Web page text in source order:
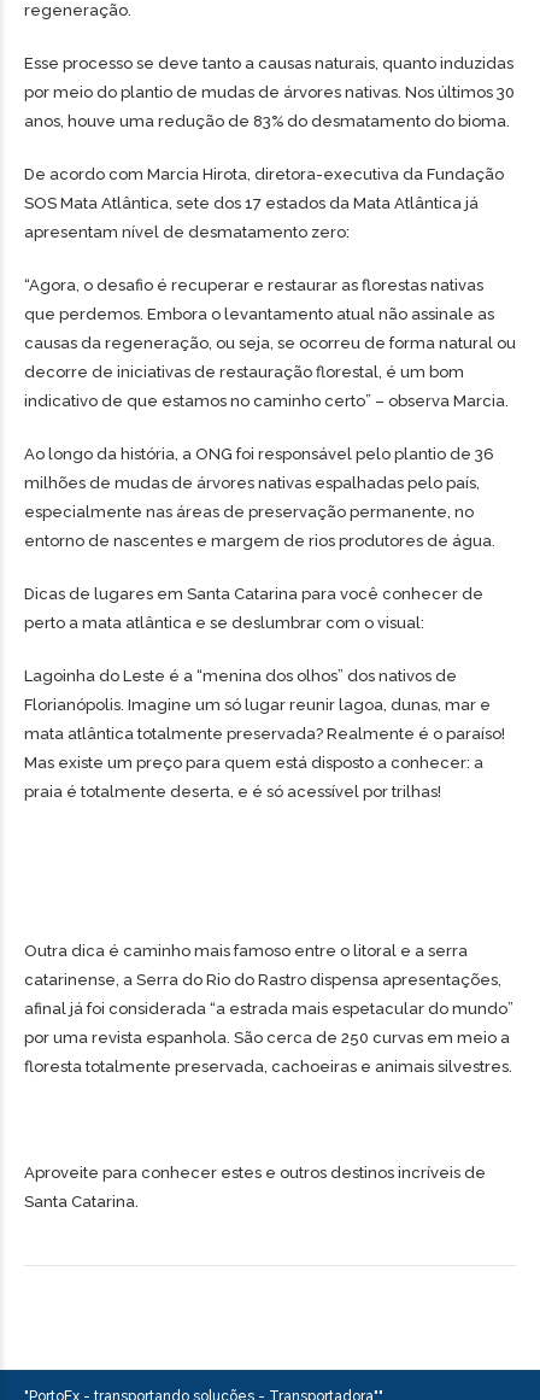
regeneração.
Esse processo se deve tanto a causas naturais, quanto induzidas
por meio do plantio de mudas de árvores nativas. Nos últimos 30
anos, houve uma redução de 83% do desmatamento do bioma.
De acordo com Marcia Hirota, diretora-executiva da Fundação
SOS Mata Atlântica, sete dos 17 estados da Mata Atlântica já
apresentam nível de desmatamento zero:
“Agora, o desafio é recuperar e restaurar as florestas nativas
que perdemos. Embora o levantamento atual não assinale as
causas da regeneração, ou seja, se ocorreu de forma natural ou
decorre de iniciativas de restauração florestal, é um bom
indicativo de que estamos no caminho certo” – observa Marcia.
Ao longo da história, a ONG foi responsável pelo plantio de 36
milhões de mudas de árvores nativas espalhadas pelo país,
especialmente nas áreas de preservação permanente, no
entorno de nascentes e margem de rios produtores de água.
Dicas de lugares em Santa Catarina para você conhecer de
perto a mata atlântica e se deslumbrar com o visual:
Lagoinha do Leste é a “menina dos olhos” dos nativos de
Florianópolis. Imagine um só lugar reunir lagoa, dunas, mar e
mata atlântica totalmente preservada? Realmente é o paraíso!
Mas existe um preço para quem está disposto a conhecer: a
praia é totalmente deserta, e é só acessível por trilhas!
Outra dica é caminho mais famoso entre o litoral e a serra
catarinense, a Serra do Rio do Rastro dispensa apresentações,
afinal já foi considerada “a estrada mais espetacular do mundo”
por uma revista espanhola. São cerca de 250 curvas em meio a
floresta totalmente preservada, cachoeiras e animais silvestres.
Aproveite para conhecer estes e outros destinos incríveis de
Santa Catarina.
"PortoEx - transportando soluções - Transportadora""